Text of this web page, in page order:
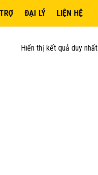
ĐẠI LÝ LIỆN HỆ
Hiển thị kết quả duy nhất